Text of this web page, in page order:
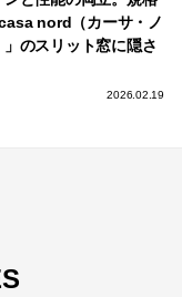
nord（カーサ・ノ
」のスリット窓に隠さ
2026.02.19